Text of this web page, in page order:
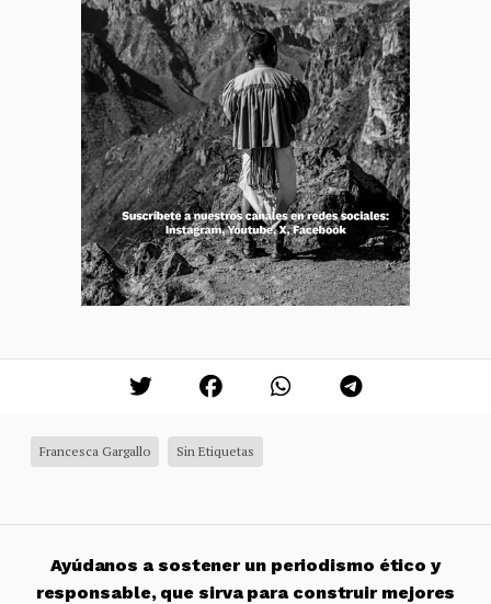
Francesca Gargallo Sin Etiquetas
Ayúdanos a sostener un periodismo ético y
responsable, que sirva para construir mejores